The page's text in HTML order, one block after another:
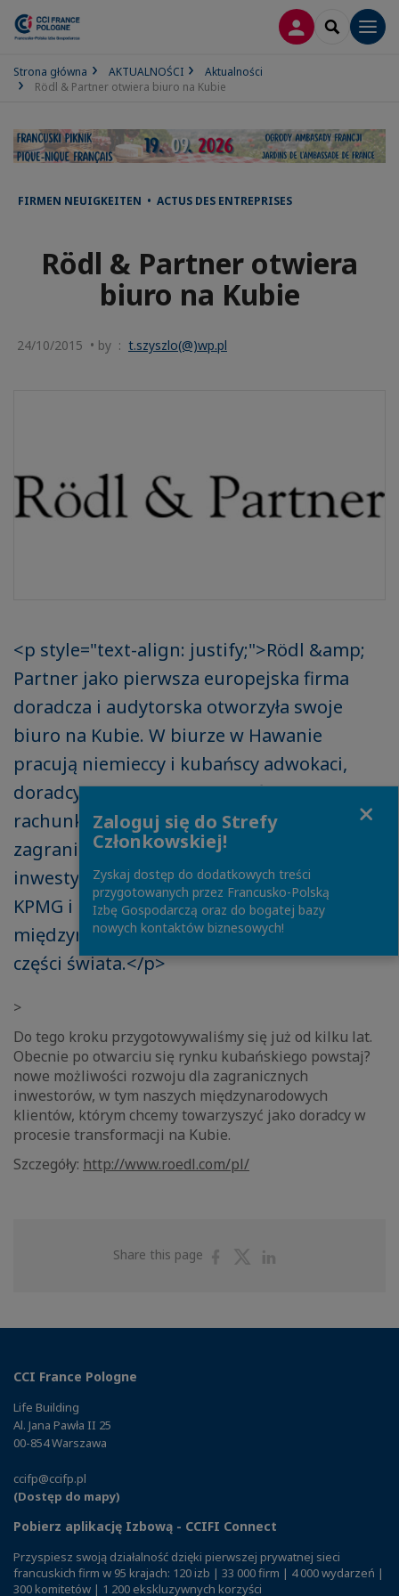
LOGOWANIE
SEARCH
Strona główna AKTUALNOŚCI
Aktualności
Rödl & Partner otwiera biuro na Kubie
FIRMEN NEUIGKEITEN • ACTUS DES ENTREPRISES
Rödl & Partner otwiera
biuro na Kubie
24/10/2015 • by : t.szyszlo(@)wp.pl
<p style="text-align: justify;">Rödl &amp;
Partner jako pierwsza europejska firma
doradcza i audytorska otworzyła swoje
biuro na Kubie. W biurze w Hawanie
pracują niemieccy i kubańscy adwokaci,
doradcy podatkowi i specjaliści ds
rachunkowości, którzy doradzają
zagranicznym inwestorom w sprawach
inwestycji. Nasze biuro na Kubie jest po
KPMG i EY dopiero trzecim biurem
międzynarodowej firmy doradczej w tej
części świata.</p>
>
Do tego kroku przygotowywaliśmy się już od kilku lat.
Obecnie po otwarciu się rynku kubańskiego powstaj?
nowe możliwości rozwoju dla zagranicznych
inwestorów, w tym naszych międzynarodowych
klientów, którym chcemy towarzyszyć jako doradcy w
procesie transformacji na Kubie.
Szczegóły: http://www.roedl.com/pl/
Share this page
ShareShare
CCI France Pologne
Life Building
Al. Jana Pawła II 25
00-854 Warszawa
ccifp@ccifp.pl
(Dostęp do mapy)
Pobierz aplikację Izbową - CCIFI Connect
Przyspiesz swoją działalność dzięki pierwszej prywatnej sieci
francuskich firm w 95 krajach: 120 izb | 33 000 firm | 4 000 wydarzeń |
300 komitetów | 1 200 ekskluzywnych korzyści
Zaloguj się do Strefy
Członkowskiej!
Zyskaj dostęp do dodatkowych treści
przygotowanych przez Francusko-Polską
Izbę Gospodarczą oraz do bogatej bazy
nowych kontaktów biznesowych!